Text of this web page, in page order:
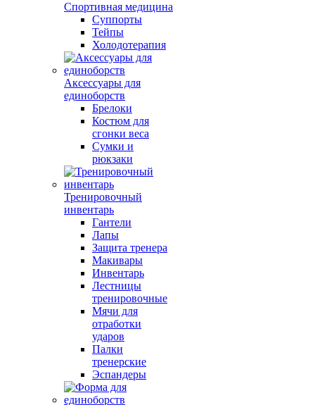
Спортивная медицина
Суппорты
Тейпы
Холодотерапия
Аксессуары для
единоборств
Брелоки
Костюм для
сгонки веса
Сумки и
рюкзаки
Тренировочный
инвентарь
Гантели
Лапы
Защита тренера
Макивары
Инвентарь
Лестницы
тренировочные
Мячи для
отработки
ударов
Палки
тренерские
Эспандеры